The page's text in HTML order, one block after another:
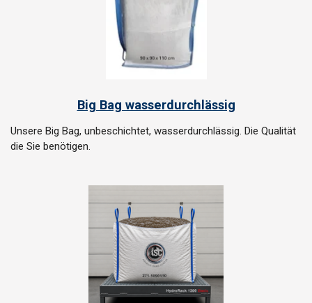
Big Bag wasserdurchlässig
Unsere Big Bag, unbeschichtet, wasserdurchlässig. Die Qualität
die Sie benötigen.